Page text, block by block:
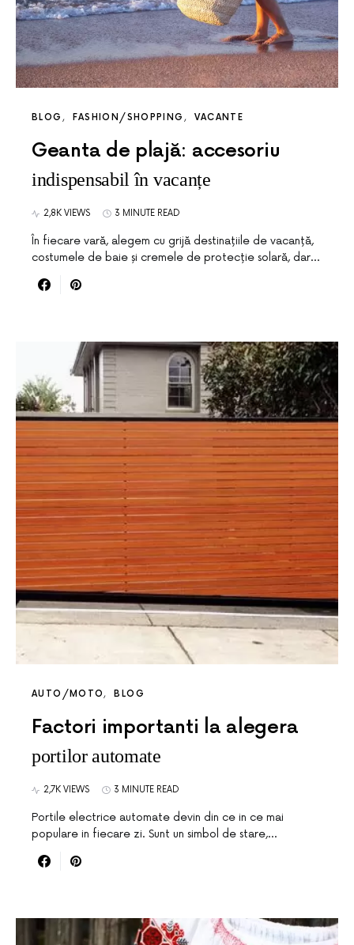
BLOG FASHION/SHOPPING VACANTE
Geanta de plajă: accesoriu
indispensabil în vacanțe
2,8K VIEWS 3 MINUTE READ
În fiecare vară, alegem cu grijă destinațiile de vacanță,
costumele de baie și cremele de protecție solară, dar…
AUTO/MOTO BLOG
Factori importanti la alegera
portilor automate
2,7K VIEWS 3 MINUTE READ
Portile electrice automate devin din ce in ce mai
populare in fiecare zi. Sunt un simbol de stare,…